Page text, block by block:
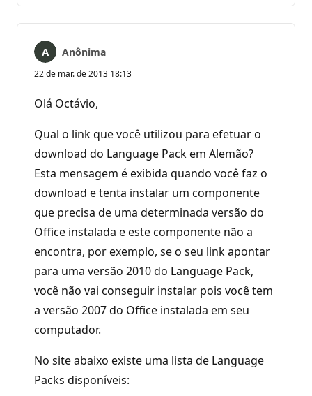
Anônima
22 de mar. de 2013 18:13
Olá Octávio,
Qual o link que você utilizou para efetuar o
download do Language Pack em Alemão?
Esta mensagem é exibida quando você faz o
download e tenta instalar um componente
que precisa de uma determinada versão do
Office instalada e este componente não a
encontra, por exemplo, se o seu link apontar
para uma versão 2010 do Language Pack,
você não vai conseguir instalar pois você tem
a versão 2007 do Office instalada em seu
computador.
No site abaixo existe uma lista de Language
Packs disponíveis: